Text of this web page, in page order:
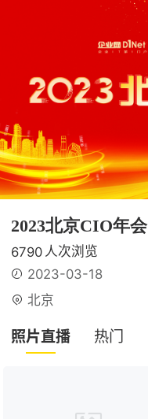
2023北京CIO年会
6790 人次浏览
2023-03-18
北京
照片直播 热门